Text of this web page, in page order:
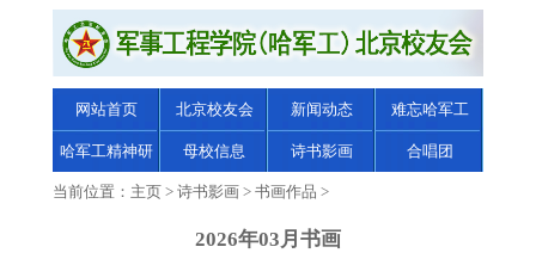
网站首页 北京校友会 新闻动态 难忘哈军工
哈军工精神研
究
母校信息 诗书影画 合唱团
当前位置： 主页 > 诗书影画 > 书画作品 >
2026年03月书画